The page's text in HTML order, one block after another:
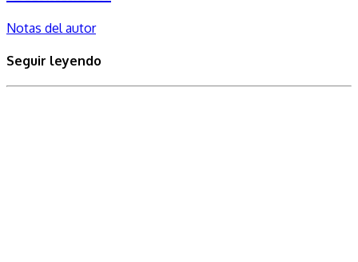
Notas del autor
Seguir leyendo